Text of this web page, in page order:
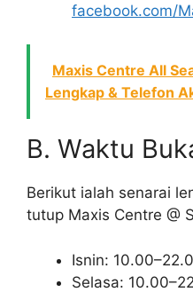
facebook.com/
Maxis Centre All
Lengkap & Telefon
B. Waktu
Berikut ialah senarai
tutup Maxis Centre @
Isnin:
Selasa: